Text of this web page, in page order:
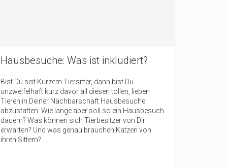
Hausbesuche: Was ist inkludiert?
Bist Du seit Kurzem Tiersitter, dann bist Du
unzweifelhaft kurz davor all diesen tollen, lieben
Tieren in Deiner Nachbarschaft Hausbesuche
abzustatten. Wie lange aber soll so ein Hausbesuch
dauern? Was können sich Tierbesitzer von Dir
erwarten? Und was genau brauchen Katzen von
ihren Sittern?